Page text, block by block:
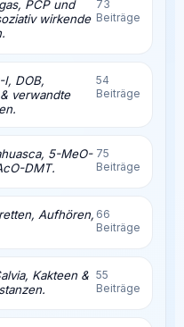
PCP und
wirkende
73
Beiträge
DOB,
verwandte
54
Beiträge
5-MeO-
DMT.
75
Beiträge
Aufhören, 66
Beiträge
Kakteen & 55
Beiträge